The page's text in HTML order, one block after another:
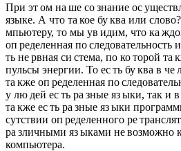
При эт ом на ше со знание ос
языке. А что та кое бу ква или
мпьютеру, то мы ув идим, что ка
оп ределенная по следовательность
ть не рвная си стема, по ко торой та
пульсы энергии. То ес ть бу ква в че
та кже оп ределенная по
у лю дей ес ть ра зные яз ыки, так и
та кже ес ть ра зные яз ыки
сутствии оп ределенного ре
ра зличными яз ыками не возможно
компьютера.